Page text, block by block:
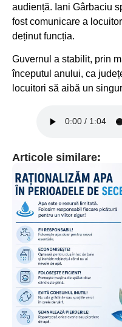
audiență. Iani Gârbaciu
fost comunicare a
deținut funcția.
Guvernul a stabilit, prin
începutul anului, ca
locuitori să aibă un
Articole similare:
Adaugă
textul
textul
textul